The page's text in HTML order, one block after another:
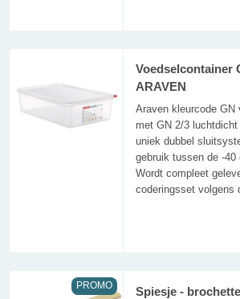
Voedselcontainer
ARAVEN
Araven kleurcode GN
met GN 2/3
uniek dubbel
gebruik tussen de -40
Wordt compleet
coderingsset volgens
PROMO
Spiesje -